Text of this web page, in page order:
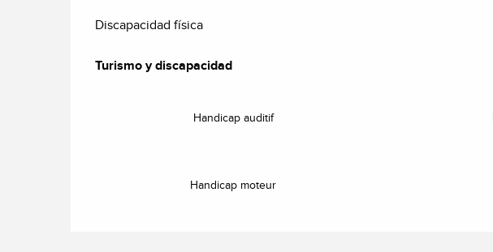
Discapacidad física
Turismo y discapacidad
Turismo y discapacidad
Handicap auditif
Handicap moteur